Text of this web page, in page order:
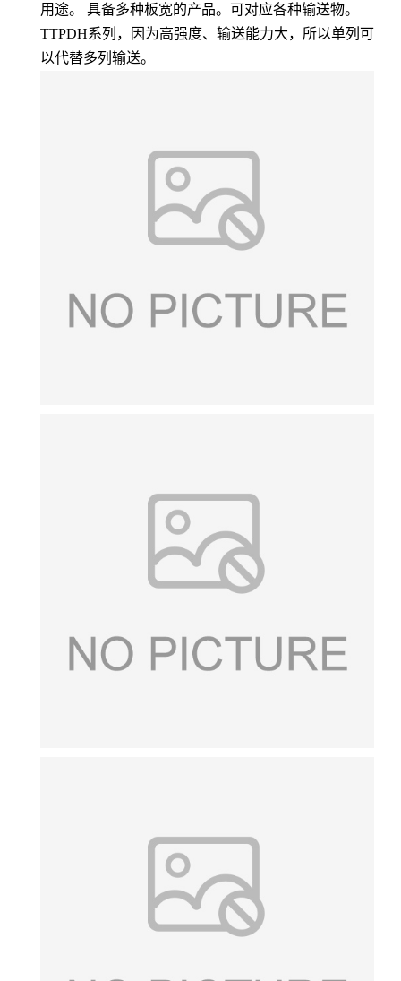
用途。 具备多种板宽的产品。可对应各种输送物。
TTPDH系列，因为高强度、输送能力大，所以单列可
以代替多列输送。